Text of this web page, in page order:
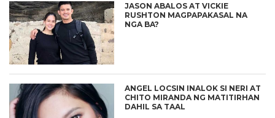
JASON ABALOS AT VICKIE
RUSHTON MAGPAPAKASAL NA
NGA BA?
ANGEL LOCSIN INALOK SI NERI AT
CHITO MIRANDA NG MATITIRHAN
DAHIL SA TAAL